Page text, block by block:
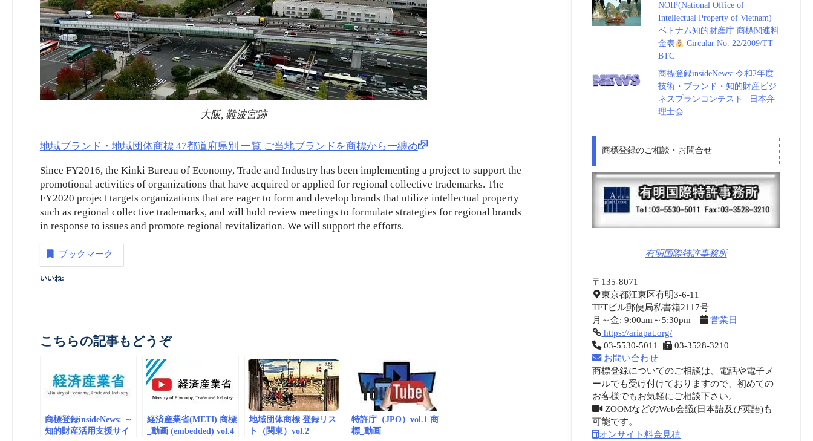
大阪, 難波宮跡
地域ブランド・地域団体商標 47都道府県別 一覧 ご当地ブランドを商標から一纏め
Since FY2016, the Kinki Bureau of Economy, Trade and Industry has been implementing a project to support the
promotional activities of organizations that have acquired or applied for regional collective trademarks. The
FY2020 project targets organizations that are eager to form and develop brands that utilize intellectual property
such as regional collective trademarks, and will hold review meetings to formulate strategies for regional brands
in response to issues and promote regional revitalization. We will support the efforts.
ブックマーク
いいね:
こちらの記事もどうぞ
商標登録insideNews: ～
知的財産活用支援サイ
経済産業省(METI) 商標
_動画 (embedded) vol.4
地域団体商標 登録リス
ト（関東）vol.2
特許庁（JPO）vol.1 商
標_動画
NOIP(National Office of
Intellectual Property of Vietnam)
ベトナム知的財産庁 商標関連料
金表
Circular No. 22/2009/TT-
BTC
商標登録insideNews: 令和2年度
技術・ブランド・知的財産ビジ
ネスプランコンテスト | 日本弁
理士会
商標登録のご相談・お問合せ
有明国際特許事務所
〒135-8071
東京都江東区有明3-6-11
TFTビル郵便局私書箱2117号
月～金: 9:00am～5:30pm
営業日
https://ariapat.org/
03-5530-5011
03-3528-3210
お問い合わせ
商標登録についてのご相談は、電話や電子メ
ールでも受け付けておりますので、初めての
お客様でもお気軽にご相談下さい。
ZOOMなどのWeb会議(日本語及び英語)も
可能です。
オンサイト料金見積